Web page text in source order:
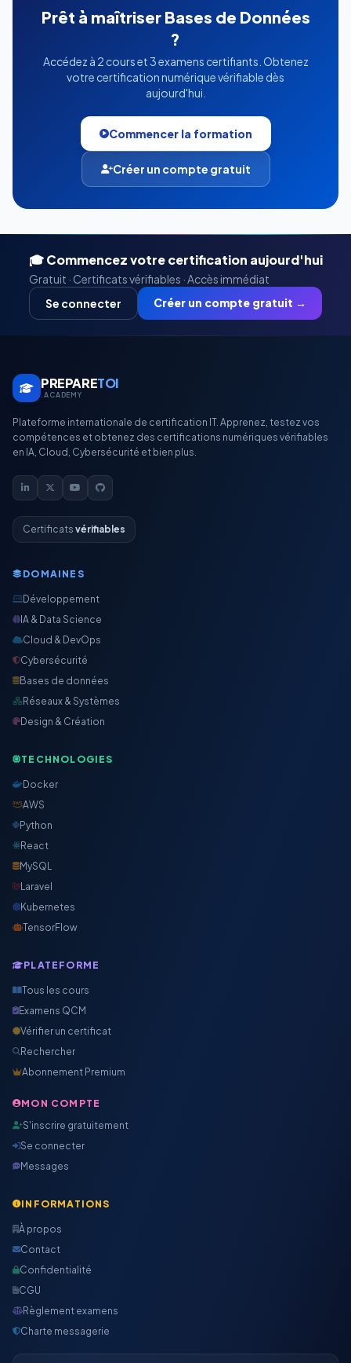
Prêt à maîtriser Bases de Données
?
Accédez à 2 cours et 3 examens certifiants. Obtenez
votre certification numérique vérifiable dès
aujourd'hui.
Commencer la formation
Créer un compte gratuit
🎓 Commencez votre certification aujourd'hui
Gratuit · Certificats vérifiables · Accès immédiat
Se connecter
Créer un compte gratuit →
PREPARETOI
.ACADEMY
Plateforme internationale de certification IT. Apprenez, testez vos
compétences et obtenez des certifications numériques vérifiables
en IA, Cloud, Cybersécurité et bien plus.
Certificats vérifiables
DOMAINES
Développement
IA & Data Science
Cloud & DevOps
Cybersécurité
Bases de données
Réseaux & Systèmes
Design & Création
TECHNOLOGIES
Docker
AWS
Python
React
MySQL
Laravel
Kubernetes
TensorFlow
PLATEFORME
Tous les cours
Examens QCM
Vérifier un certificat
Rechercher
Abonnement Premium
MON COMPTE
S'inscrire gratuitement
Se connecter
Messages
INFORMATIONS
À propos
Contact
Confidentialité
CGU
Règlement examens
Charte messagerie